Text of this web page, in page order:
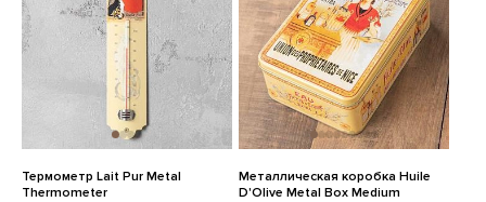
Термометр Lait Pur Metal
Thermometer
Металлическая коробка Huile
D'Olive Metal Box Medium